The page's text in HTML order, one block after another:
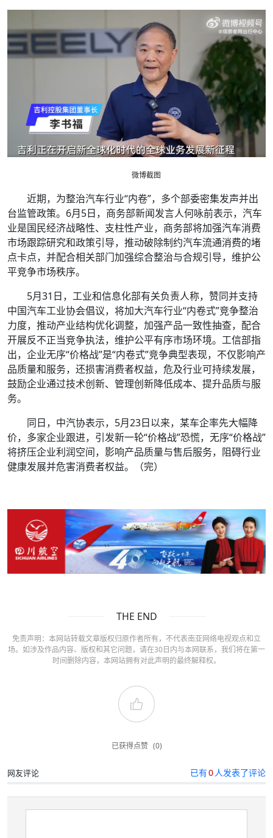
微博截图
近期，为整治汽车行业“内卷”，多个部委密集发声并出
台监管政策。6月5日，商务部新闻发言人何咏前表示，汽车
业是国民经济战略性、支柱性产业，商务部将加强汽车消费
市场跟踪研究和政策引导，推动破除制约汽车流通消费的堵
点卡点，并配合相关部门加强综合整治与合规引导，维护公
平竞争市场秩序。
5月31日，工业和信息化部有关负责人称，赞同并支持
中国汽车工业协会倡议，将加大汽车行业“内卷式”竞争整治
力度，推动产业结构优化调整，加强产品一致性抽查，配合
开展反不正当竞争执法，维护公平有序市场环境。工信部指
出，企业无序“价格战”是“内卷式”竞争典型表现，不仅影响产
品质量和服务，还损害消费者权益，危及行业可持续发展，
鼓励企业通过技术创新、管理创新降低成本、提升品质与服
务。
同日，中汽协表示，5月23日以来，某车企率先大幅降
价，多家企业跟进，引发新一轮“价格战”恐慌，无序“价格战”
将挤压企业利润空间，影响产品质量与售后服务，阻碍行业
健康发展并危害消费者权益。
（完）
THE END
免责声明：本网站转载文章版权归原作者所有，不代表南亚网络电视观点和立
场。如涉及作品内容、版权和其它问题，请在30日内与本网联系，我们将在第一
时间删除内容，本网站拥有对此声明的最终解释权。
已获得点赞 (0)
网友评论 已有0人发表了评论